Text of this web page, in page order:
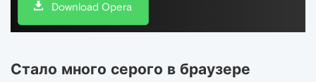
Download Opera
Стало много серого в браузере